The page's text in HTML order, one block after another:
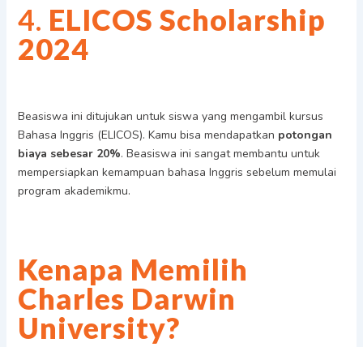
4. ELICOS Scholarship
2024
Beasiswa ini ditujukan untuk siswa yang mengambil kursus
Bahasa Inggris (ELICOS). Kamu bisa mendapatkan potongan
biaya sebesar 20%. Beasiswa ini sangat membantu untuk
mempersiapkan kemampuan bahasa Inggris sebelum memulai
program akademikmu.
Kenapa Memilih
Charles Darwin
University?